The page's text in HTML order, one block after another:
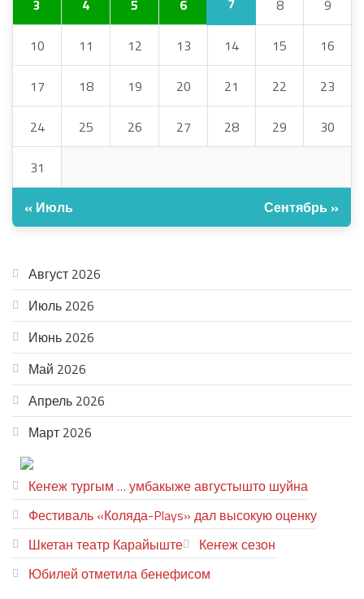
3 4 5 6 7 8 9
10 11 12 13 14 15 16
17 18 19 20 21 22 23
24 25 26 27 28 29 30
31
« Июль Сентябрь »
Август 2026
Июль 2026
Июнь 2026
Май 2026
Апрель 2026
Март 2026
Кеҥеж тургым … умбакыже августышто шуйна
Фестиваль «Коляда-Plays» дал высокую оценку
Шкетан театр Карайыште
Кеҥеж сезон
Юбилей отметила бенефисом